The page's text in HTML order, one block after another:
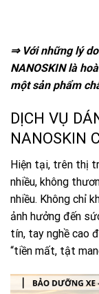
⇒ Với những lý
NANOSKIN là
một sản phẩm
DỊCH VỤ
NANOSKIN
Hiện tại, trên thị
nhiều, không
nhiều. Không chỉ
ảnh hưởng đến
tín, tay nghề cao
“tiền mất, tật